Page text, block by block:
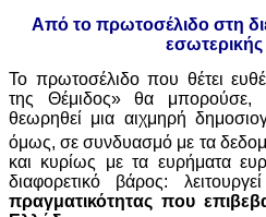
Από το πρωτοσέλιδο στη
εσωτερικής
Το πρωτοσέλιδο που θέτει
της Θέμιδος» θα μπορούσε,
θεωρηθεί μια αιχμηρή
όμως, σε συνδυασμό με τα
και κυρίως με τα ευρήματα
διαφορετικό βάρος:
πραγματικότητας που